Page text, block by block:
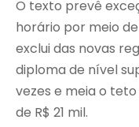
O texto prevê
horário por meio
exclui das novas
diploma de nível
vezes e meia o
de R$ 21 mil.